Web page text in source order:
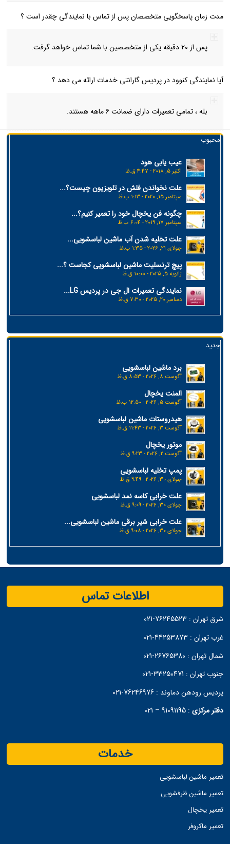
مدت‌ زمان پاسخگویی متخصصان پس از تماس با نمایندگی چقدر است ؟
پس از ۲۰ دقیقه یکی از متخصصین با شما تماس خواهد گرفت.
آیا نمایندگی کنوود در پردیس گارانتی خدمات ارائه می‌ دهد ؟
بله ، تمامی تعمیرات دارای ضمانت ۶ ماهه هستند.
محبوب
عیب یابی هود
اکتبر 5, 2018 - 4:47 ق.ظ
علت نخواندن فلش در تلویزیون چیست؟...
سپتامبر 15, 2020 - 1:13 ب.ظ
چگونه فن یخچال خود را تعمیر کنیم؟...
سپتامبر 17, 2019 - 6:04 ب.ظ
علت تخلیه شدن آب ماشین لباسشویی...
جولای 21, 2026 - 1:35 ب.ظ
پیچ ترنسلیت ماشین لباسشویی کجاست ؟...
ژانویه 5, 2025 - 10:00 ق.ظ
نمایندگی تعمیرات ال جی در پردیس LG...
دسامبر 20, 2025 - 7:30 ق.ظ
جدید
برد ماشین لباسشویی
آگوست 8, 2026 - 8:53 ق.ظ
المنت یخچال
آگوست 5, 2026 - 12:50 ب.ظ
هیدروستات ماشین لباسشویی
آگوست 3, 2026 - 11:43 ق.ظ
موتور یخچال
آگوست 2, 2026 - 9:23 ق.ظ
پمپ تخلیه لباسشویی
جولای 30, 2026 - 9:49 ق.ظ
علت خرابی کاسه نمد لباسشویی
جولای 30, 2026 - 9:09 ق.ظ
علت خرابی شیر برقی ماشین لباسشویی...
جولای 30, 2026 - 9:08 ق.ظ
اطلاعات تماس
شرق تهران : 76245523-021
غرب تهران : 44253873-021
شمال تهران :
جنوب تهران : 33250471-021
پردیس رودهن دماوند :76246976-021
دفتر مرکزی :
91091195 – 021
خدمات
تعمیر ماشین لباسشویی
تعمیر ماشین ظرفشویی
تعمیر یخچال
تعمیر ماکروفر